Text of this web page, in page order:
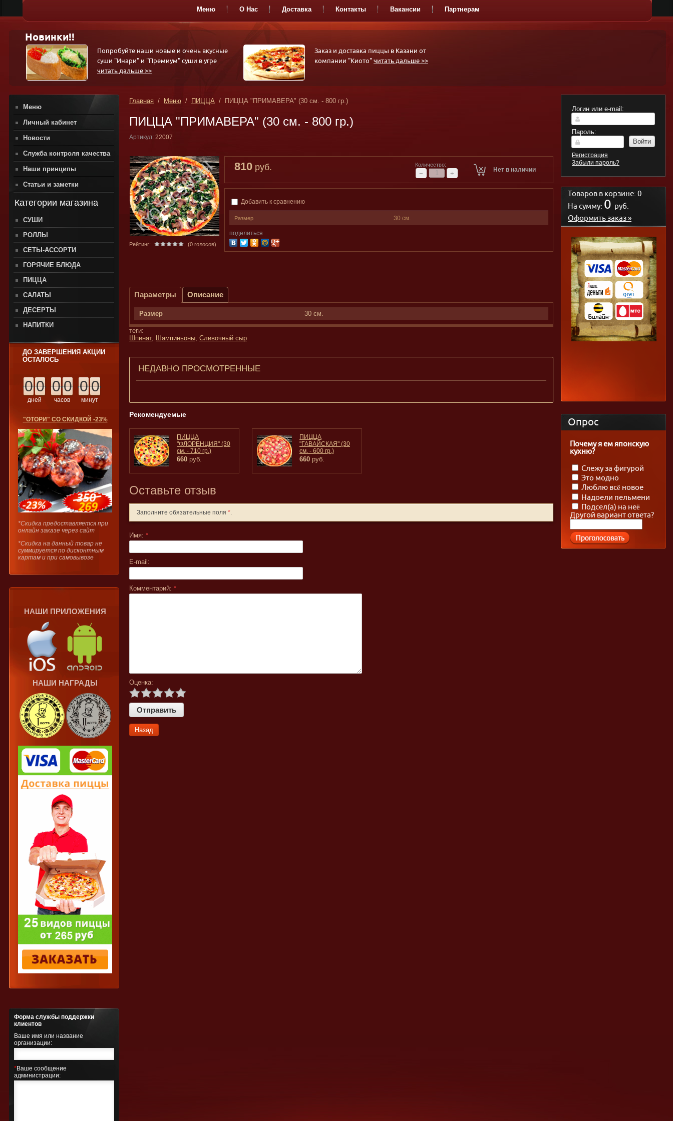
ПИЦЦА РОЛЛЫСЕТЫ-
АССОРТИ
САЛАТЫГОРЯЧИЕДЕСЕРТЫ
Меню О Нас Доставка Контакты Вакансии Партнерам
Новинки!!
Попробуйте наши новые и очень вкусные
суши "Инари" и "Премиум" суши в угре
читать дальше >>
Заказ и доставка пиццы в Казани от
компании "Киото" читать дальше >>
Меню
Личный кабинет
Новости
Служба контроля качества
Наши принципы
Статьи и заметки
Категории магазина
СУШИ
РОЛЛЫ
СЕТЫ-АССОРТИ
ГОРЯЧИЕ БЛЮДА
ПИЦЦА
САЛАТЫ
ДЕСЕРТЫ
НАПИТКИ
ДО ЗАВЕРШЕНИЯ АКЦИИ
ОСТАЛОСЬ
00
дней
00
часов
00
минут
"ОТОРИ" СО СКИДКОЙ -23%
*Скидка предоставляется при
онлайн заказе через сайт
*Скидка на данный товар не
суммируется по дисконтным
картам и при самовывозе
НАШИ ПРИЛОЖЕНИЯ
НАШИ НАГРАДЫ
Форма службы поддержки
клиентов
Ваше имя или название
организации:
*Ваше сообщение
администрации:
Главная / Меню / ПИЦЦА / ПИЦЦА "ПРИМАВЕРА" (30 см. - 800 гр.)
ПИЦЦА "ПРИМАВЕРА" (30 см. - 800 гр.)
Артикул: 22007
Рейтинг: (0 голосов)
810 руб. Количество:
− + Нет в наличии
Добавить к сравнению
Размер 30 см.
поделиться
Параметры Описание
Размер 30 см.
теги:
Шпинат, Шампиньоны, Сливочный сыр
НЕДАВНО ПРОСМОТРЕННЫЕ
Рекомендуемые
ПИЦЦА
"ФЛОРЕНЦИЯ" (30
см. - 710 гр.)
660 руб.
ПИЦЦА
"ГАВАЙСКАЯ" (30
см. - 600 гр.)
660 руб.
Оставьте отзыв
Заполните обязательные поля *.
Имя: *
E-mail:
Комментарий: *
Оценка:
Назад
Логин или e-mail:
Пароль:
Войти
Регистрация
Забыли пароль?
Товаров в корзине: 0
На сумму: 0 руб.
Оформить заказ »
Опрос
Почему я ем японскую
кухню?
Слежу за фигурой
Это модно
Люблю всё новое
Надоели пельмени
Подсел(а) на неё
Другой вариант ответа?